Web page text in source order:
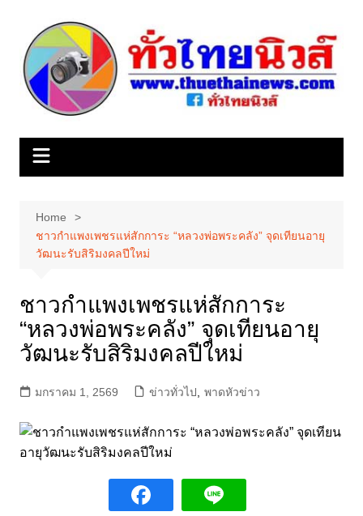
content
Home
ชาวกำแพงเพชรแห่สักการะ “หลวงพ่อพระคลัง” จุดเทียนอายุ
วัฒนะรับสิริมงคลปีใหม่
ชาวกำแพงเพชรแห่สักการะ
“หลวงพ่อพระคลัง” จุดเทียนอายุ
วัฒนะรับสิริมงคลปีใหม่
มกราคม 1, 2569 ข่าวทั่วไป พาดหัวข่าว